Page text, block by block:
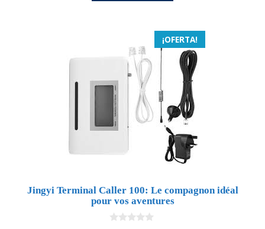
¡OFERTA!
Jingyi Terminal Caller 100: Le compagnon idéal
pour vos aventures